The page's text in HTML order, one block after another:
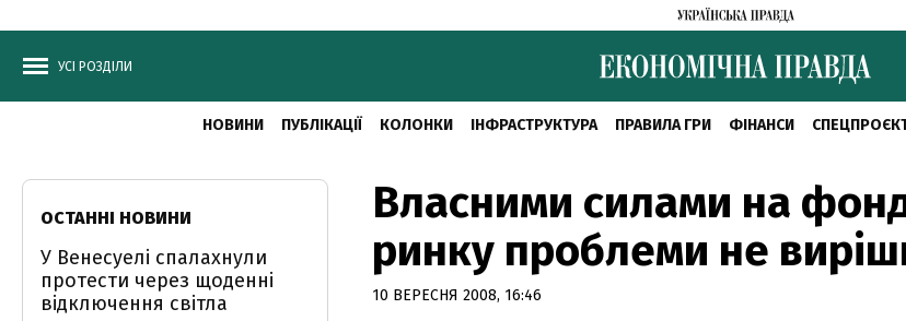
УСІ РОЗДІЛИ
НОВИНИ ПУБЛІКАЦІЇ КОЛОНКИ ІНФРАСТРУКТУРА ПРАВИЛА ГРИ ФІНАНСИ
Власними силами на
ринку проблеми не
10 ВЕРЕСНЯ 2008, 16:46
ОСТАННІ НОВИНИ
У Венесуелі спалахнули
протести через щоденні
відключення світла